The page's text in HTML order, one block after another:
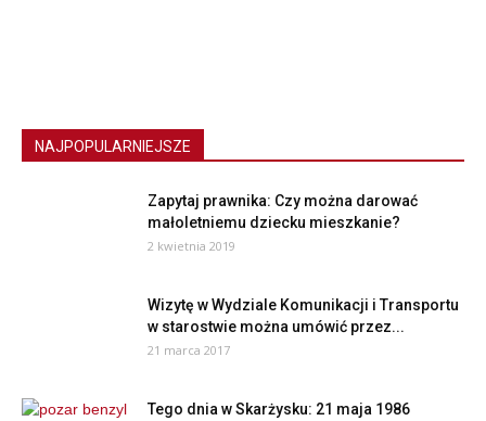
NAJPOPULARNIEJSZE
Zapytaj prawnika: Czy można darować
małoletniemu dziecku mieszkanie?
2 kwietnia 2019
Wizytę w Wydziale Komunikacji i Transportu
w starostwie można umówić przez...
21 marca 2017
Tego dnia w Skarżysku: 21 maja 1986